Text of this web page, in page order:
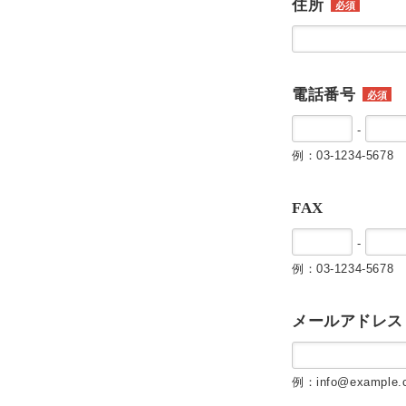
住所 必須
電話番号 必須
-
例：03-1234-5678
FAX
-
例：03-1234-5678
メールアドレス
例：